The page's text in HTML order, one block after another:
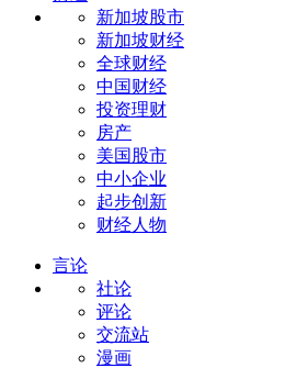
新加坡股市
新加坡财经
全球财经
中国财经
投资理财
房产
美国股市
中小企业
起步创新
财经人物
言论
社论
评论
交流站
漫画